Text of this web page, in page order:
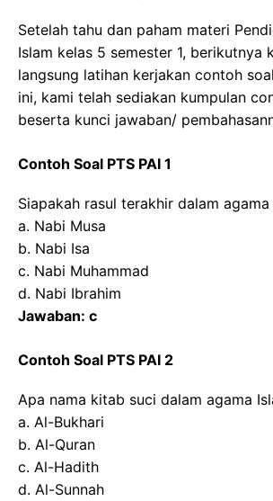
Setelah tahu dan paham materi
Islam kelas 5 semester 1, berikutnya
langsung latihan kerjakan contoh
ini, kami telah sediakan kumpulan
beserta kunci jawaban/
Contoh Soal PTS PAI 1
Siapakah rasul terakhir dalam agama
a. Nabi Musa
b. Nabi Isa
c. Nabi Muhammad
d. Nabi Ibrahim
Jawaban: c
Contoh Soal PTS PAI 2
Apa nama kitab suci dalam agama
a. Al-Bukhari
b. Al-Quran
c. Al-Hadith
d. Al-Sunnah